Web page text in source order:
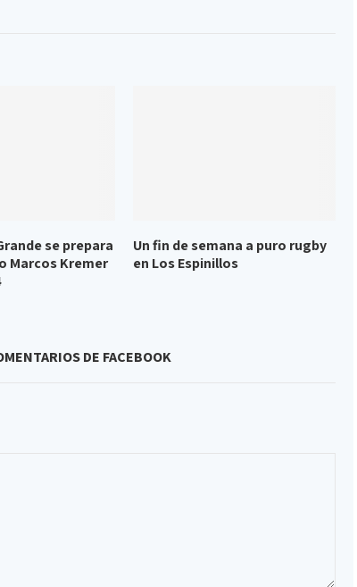
se prepara
Marcos Kremer
Un fin de semana a puro rugby
en Los Espinillos
DE FACEBOOK